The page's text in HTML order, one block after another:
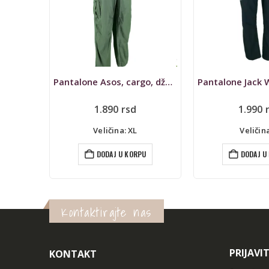
Pantalone Jack Wolfskin, outdoor
1.990 rsd
Veličina: L
DODAJ U KORPU
Pantalone
1.290
DODAJ
Kontaktirajte nas
KONTAKT